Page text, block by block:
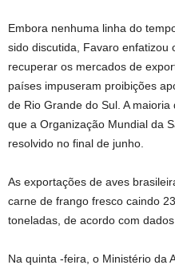
Embora nenhuma linha do
sido discutida, Favaro enfatizou
recuperar os mercados de
países impuseram proibições
de Rio Grande do Sul. A
que a Organização Mundial da
resolvido no final de junho.
As exportações de aves
carne de frango fresco caindo
toneladas, de acordo com
Na quinta -feira, o Ministério da